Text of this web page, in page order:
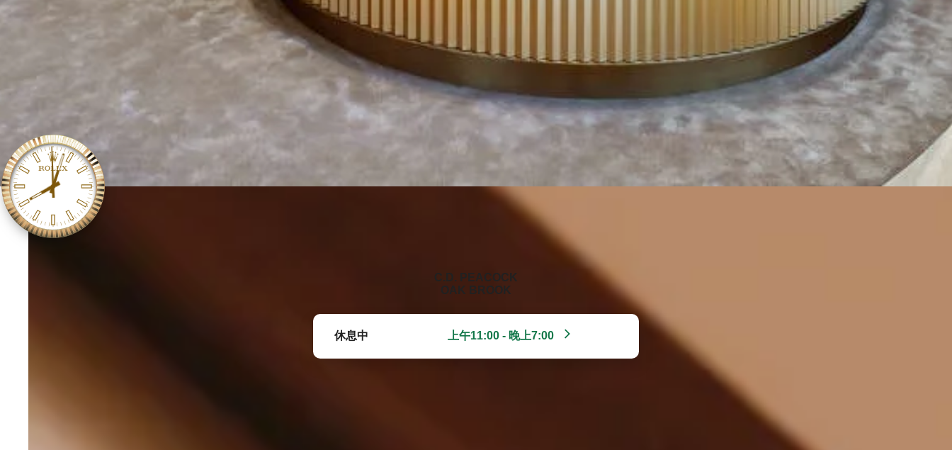
‭C.D. PEACOCK
OAK BROOK‬
休息中 上午11:00 - 晚上7:00